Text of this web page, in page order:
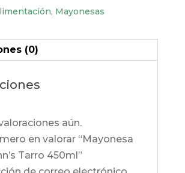
, Mayonesas
(0)
aún.
en valorar “Mayonesa
Tarro 450ml”